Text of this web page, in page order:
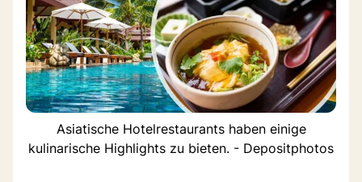
Asiatische Hotelrestaurants haben einige
kulinarische Highlights zu bieten. - Depositphotos